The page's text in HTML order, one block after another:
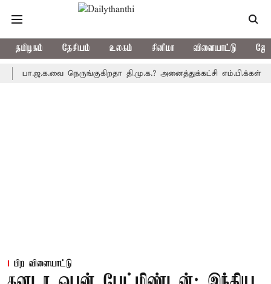
தமிழகம் தேசியம் உலகம் சினிமா விளையாட்டு
நெருங்குகிறதா தி.மு.க.? அனைத்துக்கட்சி எம்.பி.க்கள்
பிற விளையாட்டு